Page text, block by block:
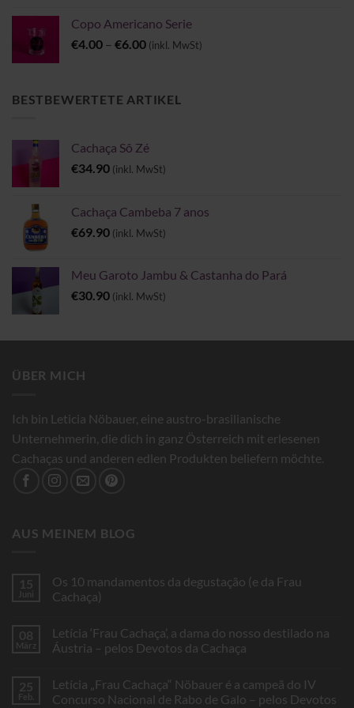
Copo Americano Serie
€4.00 – €6.00Preisspanne:
€6.00
(inkl. MwSt)
BESTBEWERTETE ARTIKEL
Cachaça Sô Zé
€34.90 (inkl. MwSt)
Cachaça Cambeba 7 anos
€69.90 (inkl. MwSt)
Meu Garoto Jambu & Castanha do Pará
€30.90 (inkl. MwSt)
ÜBER MICH
Ich bin Leticia Nöbauer, eine austro-brasilianische
Unternehmerin, die dich in ganz Österreich mit erlesenen
Cachaças und anderen edlen Produkten beliefern möchte.
AUS MEINEM BLOG
15
Juni
Os 10 mandamentos da degustação (e da Frau
Cachaça)
Os
10
degustação
(e
da
08
März
Letícia ‘Frau Cachaça’, a dama do nosso destilado na
Áustria – pelos Devotos da Cachaça
Letícia
‘Frau
25
Feb.
Letícia „Frau Cachaça“ Nöbauer é a campeã do IV
Concurso Nacional de Rabo de Galo – pelos Devotos